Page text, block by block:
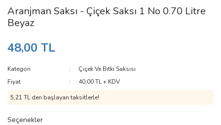
Aranjman Saksı - Çiçek Saksı 1 No 0.70 Litre
Beyaz
48,00 TL
Kategori
Çiçek Ve Bitki Saksısı
Fiyat
40,00 TL + KDV
5,21 TL den başlayan taksitlerle!
Seçenekler